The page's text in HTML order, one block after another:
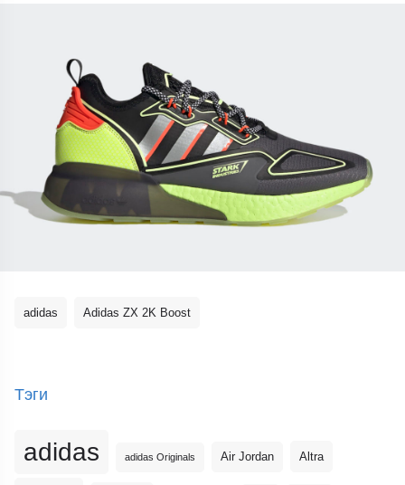
adidas Adidas ZX 2K Boost
Тэги
adidas adidas Originals Air Jordan Altra